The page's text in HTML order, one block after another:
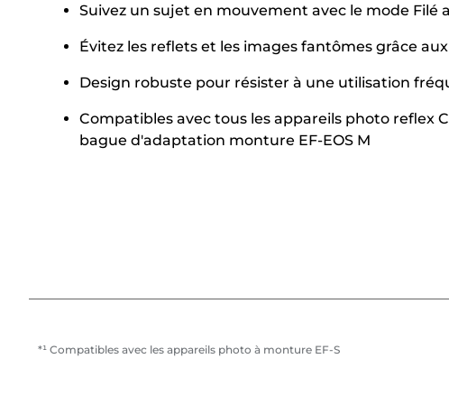
Suivez un sujet en mouvement avec le mode Filé
Évitez les reflets et les images fantômes grâce
Design robuste pour résister à une utilisation
Compatibles avec tous les appareils photo reflex
bague d'adaptation monture EF-EOS M
*¹ Compatibles avec les appareils photo à monture EF-S